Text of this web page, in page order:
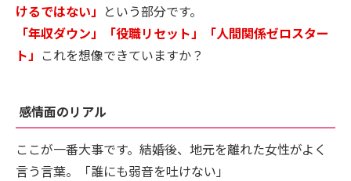
けるではない」 という部分です。
「年収ダウン」「役職リセット」「人間関係ゼロスター
ト」 これを想像できていますか？
感情面のリアル
ここが一番大事です。結婚後、地元を離れた女性がよく
言う言葉。「誰にも弱音を吐けない」